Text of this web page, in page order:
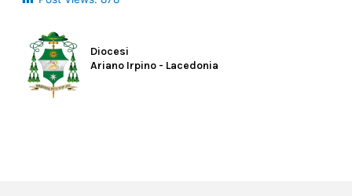
Diocesi
Ariano Irpino - Lacedonia